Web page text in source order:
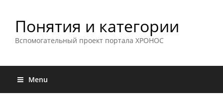
Понятия и категории
Вспомогательный проект портала ХРОНОС
Menu